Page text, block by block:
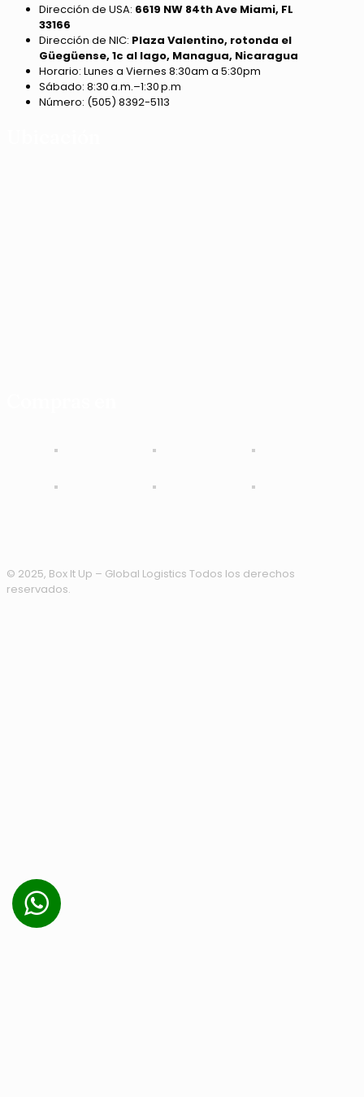
Dirección de USA: 6619 NW 84th Ave Miami, FL
33166
Dirección de NIC: Plaza Valentino, rotonda el
Güegüense, 1c al lago, Managua, Nicaragua
Horario: Lunes a Viernes 8:30am a 5:30pm
Sábado: 8:30 a.m.–1:30 p.m
Número: (505) 8392-5113
© 2025, Box It Up – Global Logistics Todos los derechos
reservados.